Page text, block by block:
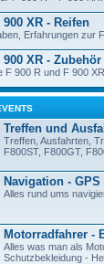
900 XR - Reifen
Erfahrungen zur
900 XR - Zubehör
F 900 R und F 900
Treffen und
Treffen, Ausfahrten,
F800ST, F800GT,
Navigation - GPS
Alles rund ums
Motorradfahrer -
Alles was man als
Schutzbekleidung -